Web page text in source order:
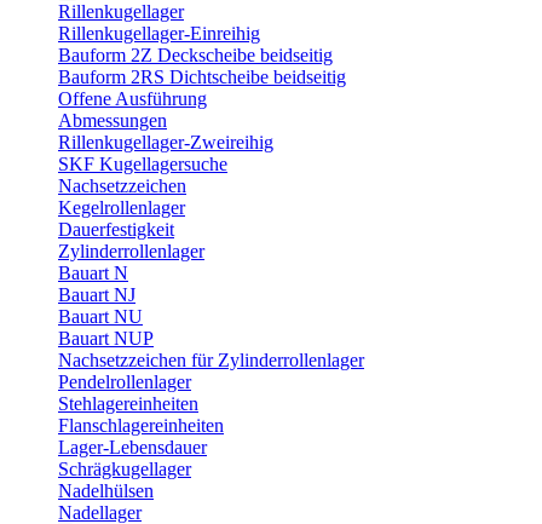
Rillenkugellager
Rillenkugellager-Einreihig
Bauform 2Z Deckscheibe beidseitig
Bauform 2RS Dichtscheibe beidseitig
Offene Ausführung
Abmessungen
Rillenkugellager-Zweireihig
SKF Kugellagersuche
Nachsetzzeichen
Kegelrollenlager
Dauerfestigkeit
Zylinderrollenlager
Bauart N
Bauart NJ
Bauart NU
Bauart NUP
Nachsetzzeichen für Zylinderrollenlager
Pendelrollenlager
Stehlagereinheiten
Flanschlagereinheiten
Lager-Lebensdauer
Schrägkugellager
Nadelhülsen
Nadellager